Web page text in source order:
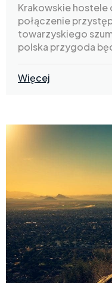
Krakowskie
połączenie
towarzyskiego
polska przygoda
Więcej